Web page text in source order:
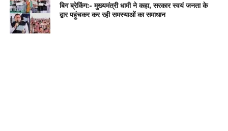
बिग ब्रेकिंग:- मुख्यमंत्री धामी ने कहा, सरकार स्वयं जनता के
द्वार पहुंचकर कर रही समस्याओं का समाधान